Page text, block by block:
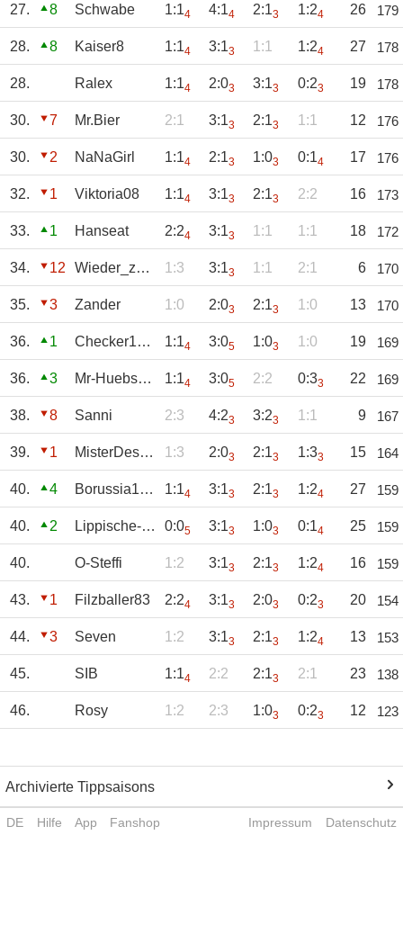
27. 8 Schwabe 1:14 4:14 2:13 1:24 26 179
28. 8 Kaiser8 1:14 3:13 1:1 1:24 27 178
28. Ralex 1:14 2:03 3:13 0:23 19 178
30. 7 Mr.Bier 2:1 3:13 2:13 1:1 12 176
30. 2 NaNaGirl 1:14 2:13 1:03 0:14 17 176
32. 1 Viktoria08 1:14 3:13 2:13 2:2 16 173
33. 1 Hanseat 2:24 3:13 1:1 1:1 18 172
34. 12 Wieder_zu_Hause 1:3 3:13 1:1 2:1 6 170
35. 3 Zander 1:0 2:03 2:13 1:0 13 170
36. 1 Checker1904 1:14 3:05 1:03 1:0 19 169
36. 3 Mr-Huebschi 1:14 3:05 2:2 0:33 22 169
38. 8 Sanni 2:3 4:23 3:23 1:1 9 167
39. 1 MisterDesaster 1:3 2:03 2:13 1:33 15 164
40. 4 Borussia1900 1:14 3:13 2:13 1:24 27 159
40. 2 Lippische-Rose 0:05 3:13 1:03 0:14 25 159
40. O-Steffi 1:2 3:13 2:13 1:24 16 159
43. 1 Filzballer83 2:24 3:13 2:03 0:23 20 154
44. 3 Seven 1:2 3:13 2:13 1:24 13 153
45. SIB 1:14 2:2 2:13 2:1 23 138
46. Rosy 1:2 2:3 1:03 0:23 12 123
Archivierte Tippsaisons
DE Hilfe App Fanshop Impressum Datenschutz